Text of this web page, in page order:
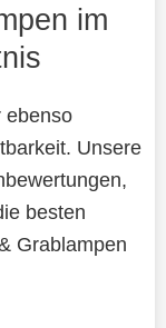
im
ebenso
Unsere
besten
Grablampen